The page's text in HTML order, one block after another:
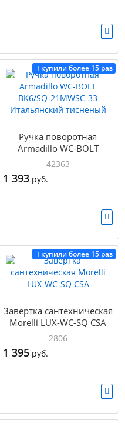
купили более 15 раз
Ручка поворотная
Armadillo WC-BOLT
BK6/SQ-21MWSC-33
Итальянский тисненый
42363
1 393 руб.
купили более 15 раз
Завертка сантехническая
Morelli LUX-WC-SQ CSA
2806
1 395 руб.